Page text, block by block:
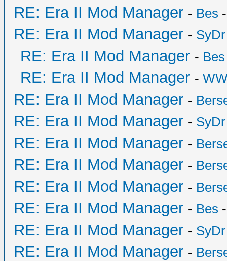
RE: Era II Mod Manager - Bes
RE: Era II Mod Manager - SyDr
RE: Era II Mod Manager - Bes
RE: Era II Mod Manager -
RE: Era II Mod Manager -
RE: Era II Mod Manager - SyDr
RE: Era II Mod Manager -
RE: Era II Mod Manager -
RE: Era II Mod Manager -
RE: Era II Mod Manager - Bes
RE: Era II Mod Manager - SyDr
RE: Era II Mod Manager -